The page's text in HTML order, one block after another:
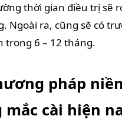
thời gian điều trị sẽ
Ngoài ra, cũng sẽ có
trong 6 – 12 tháng.
pháp
mắc cài hiện